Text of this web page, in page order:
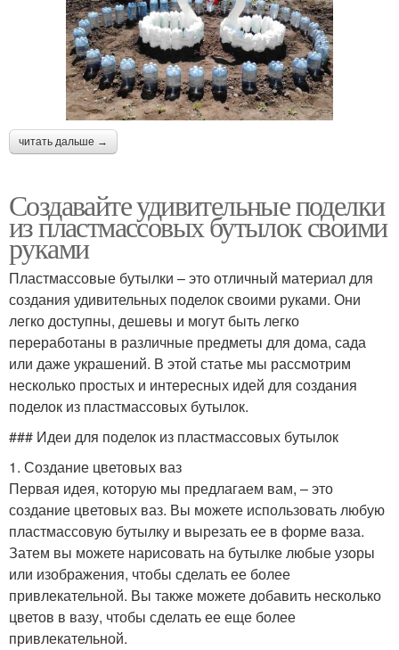
читать дальше →
Создавайте удивительные поделки
из пластмассовых бутылок своими
руками
Пластмассовые бутылки – это отличный материал для
создания удивительных поделок своими руками. Они
легко доступны, дешевы и могут быть легко
переработаны в различные предметы для дома, сада
или даже украшений. В этой статье мы рассмотрим
несколько простых и интересных идей для создания
поделок из пластмассовых бутылок.
### Идеи для поделок из пластмассовых бутылок
1. Создание цветовых ваз
Первая идея, которую мы предлагаем вам, – это
создание цветовых ваз. Вы можете использовать любую
пластмассовую бутылку и вырезать ее в форме ваза.
Затем вы можете нарисовать на бутылке любые узоры
или изображения, чтобы сделать ее более
привлекательной. Вы также можете добавить несколько
цветов в вазу, чтобы сделать ее еще более
привлекательной.